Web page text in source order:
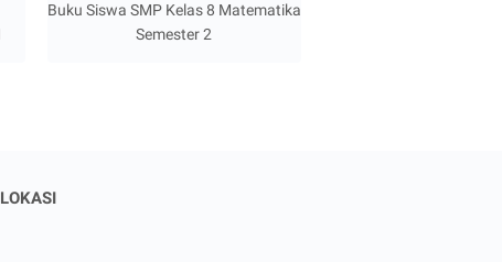
Buku Siswa SMP Kelas 8 Matematika
Semester 2